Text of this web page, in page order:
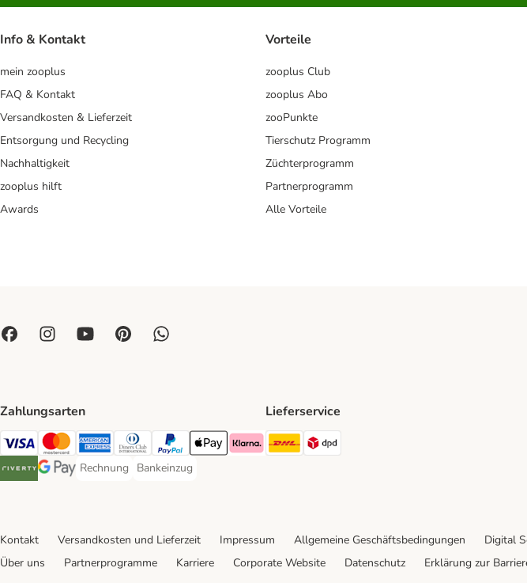
Info & Kontakt
mein zooplus
FAQ & Kontakt
Versandkosten & Lieferzeit
Entsorgung und Recycling
Nachhaltigkeit
zooplus hilft
Awards
Vorteile
zooplus Club
zooplus Abo
zooPunkte
Tierschutz Programm
Züchterprogramm
Partnerprogramm
Alle Vorteile
Zahlungsarten
Visa Payment Method
Mastercard Payment Method
American Express Payment Method
Diners Club Payment Method
PayPal Payment Method
Apple Pay Payment Method
Klarna Payment Method
Riverty Payment Method
Google Pay Payment Method
Rechnung
Rechnung Payment Method
Bankeinzug
Bankeinzug Payment Method
Lieferservice
DHL Shipping Method
Kontakt Versandkosten und Lieferzeit Impressum Allgemeine Geschäftsbedingungen Digital
Über uns
Partnerprogramme Karriere Corporate Website Datenschutz Erklärung zur